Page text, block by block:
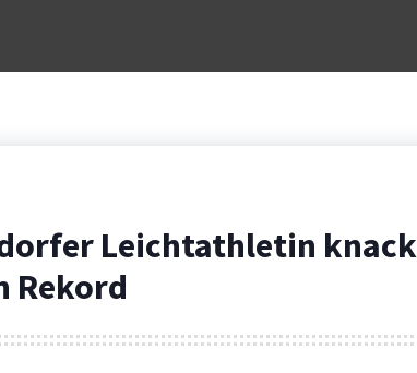
Leichtathletin
Rekord